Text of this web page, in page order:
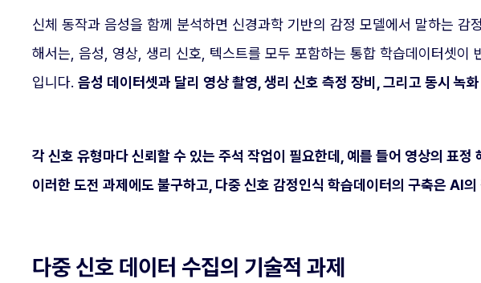
신체 동작과 음성을 함께 분석하면 신경과학 기반의 감정 모델에서 말하는
해서는, 음성, 영상, 생리 신호, 텍스트를 모두 포함하는 통합 학습데이터셋
입니다. 음성 데이터셋과 달리 영상 촬영, 생리 신호 측정 장비, 그리고 동시 녹
각 신호 유형마다 신뢰할 수 있는 주석 작업이 필요한데, 예를 들어 영상의 표
이러한 도전 과제에도 불구하고, 다중 신호 감정인식 학습데이터의 구축은 AI
다중 신호 데이터 수집의 기술적 과제